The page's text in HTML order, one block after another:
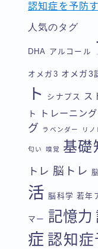
認知症を予防
人気のタグ
DHA アルコール
オメガ3 オメガ3
ト
シナプス ス
ト
トレーニング
グ
ラベンダー リノ
匂い 嗅覚 基礎
トレ 脳トレ
活
脳科学 若年
マー 記憶力
症 認知症